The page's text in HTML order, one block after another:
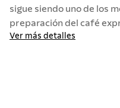
sigue siendo uno de los
preparación del café
Ver más detalles